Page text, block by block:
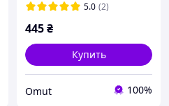
5.0 (2)
445₴
Купить
Omut 100%